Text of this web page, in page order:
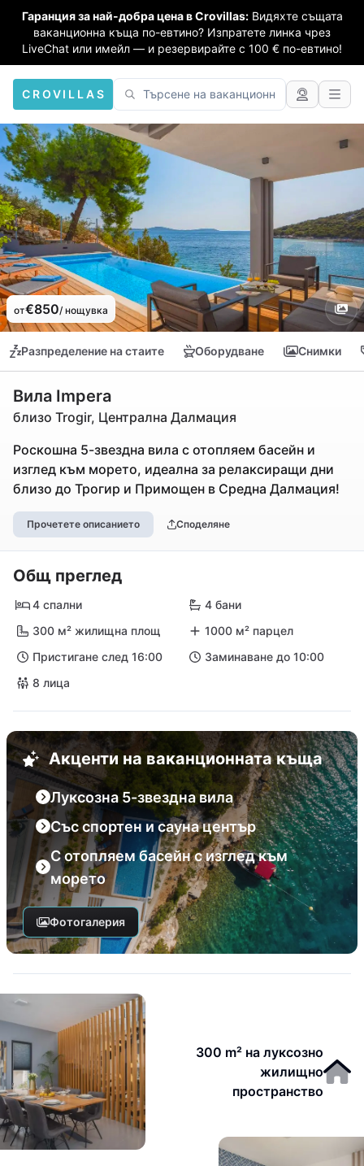
Гаранция за най-добра цена в Crovillas: Видяхте същата
ваканционна къща по-евтино? Изпратете линка чрез
LiveChat или имейл — и резервирайте с 100 € по-евтино!
CROVILLAS
от€850/ нощувка
Разпределение на стаите Оборудване Снимки
Вила Impera
близо Trogir, Централна Далмация
Роскошна 5-звездна вила с отопляем басейн и
изглед към морето, идеална за релаксиращи дни
близо до Трогир и Примощен в Средна Далмация!
Прочетете описанието Споделяне
Общ преглед
4 спални
4 бани
300 м² жилищна площ
1000 м² парцел
Пристигане след 16:00
Заминаване до 10:00
8 лица
Акценти на ваканционната къща
Луксозна 5-звездна вила
Със спортен и сауна център
С отопляем басейн с изглед към
морето
Фотогалерия
300 m² на луксозно
жилищно
пространство